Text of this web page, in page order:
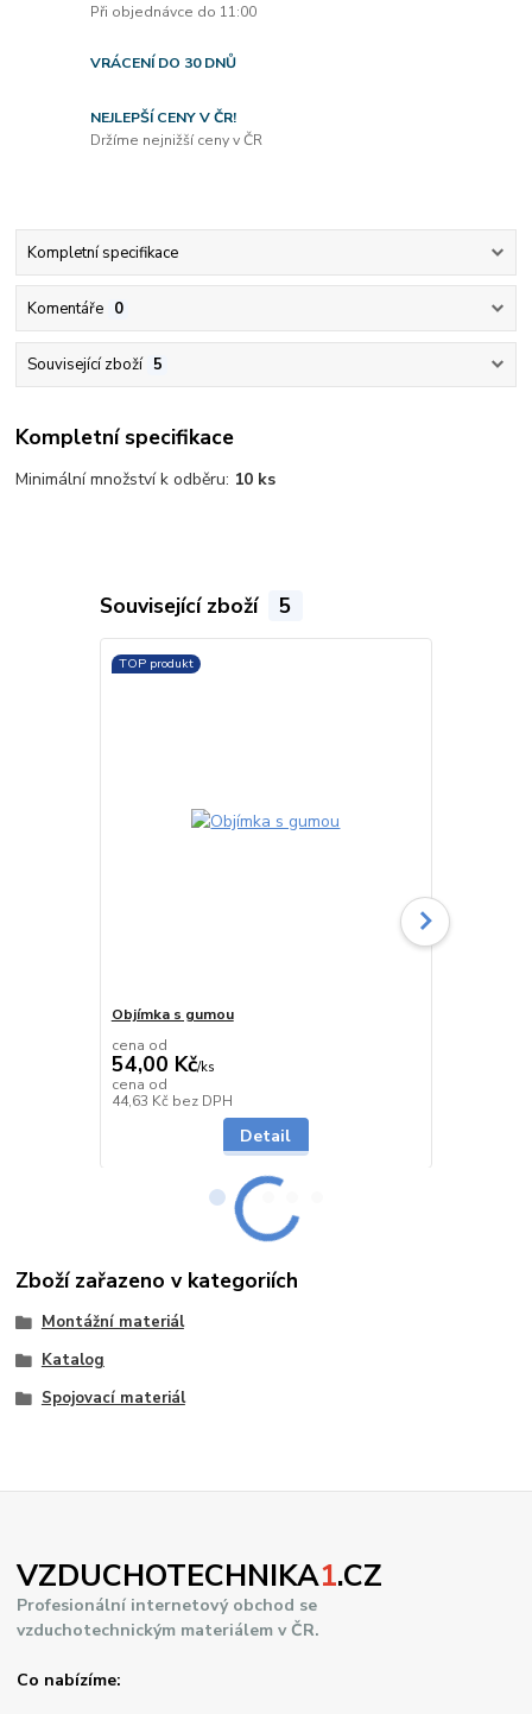
Při objednávce do 11:00
VRÁCENÍ DO 30 DNŮ
NEJLEPŠÍ CENY V ČR!
Držíme nejnižší ceny v ČR
Kompletní specifikace
Komentáře 0
Související zboží 5
Kompletní specifikace
Minimální množství k odběru: 10 ks
Související zboží 5
TOP produkt
Objímka s gumou
cena od
54,00 Kč/ks
cena od
44,63 Kč bez DPH
Detail
Zboží zařazeno v kategoriích
Montážní materiál
Katalog
Spojovací materiál
VZDUCHOTECHNIKA1.CZ
Profesionální internetový obchod se
vzduchotechnickým materiálem v ČR.
Co nabízíme: